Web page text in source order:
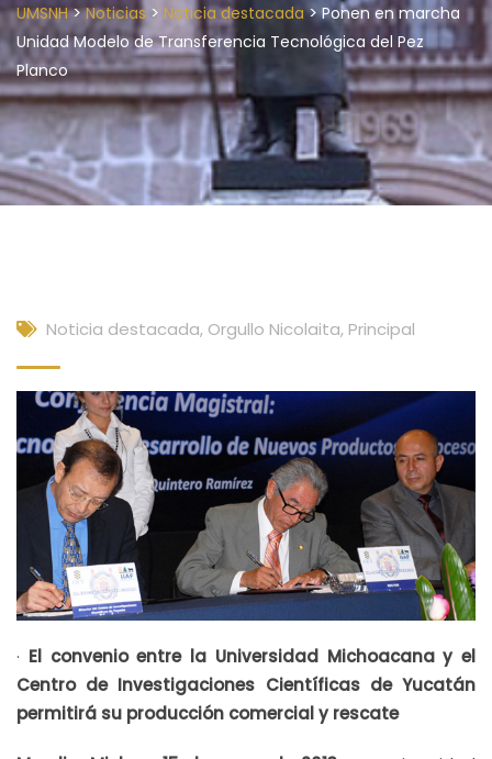
UMSNH>Noticias > Noticia destacada>Ponen en marcha
Unidad Modelo de Transferencia Tecnológica del Pez
Planco
Noticia destacada, Orgullo Nicolaita, Principal
· El convenio entre la Universidad Michoacana y el
Centro de Investigaciones Científicas de Yucatán
permitirá su producción comercial y rescate